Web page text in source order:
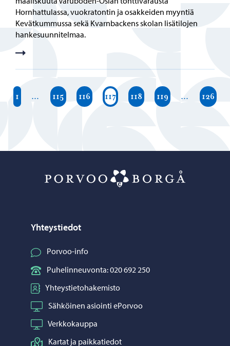
Hornhattulassa, vuokratontin ja osakkeiden myyntiä
Kevätkummussa sekä Kvarnbackens skolan lisätilojen
hankesuunnitelmaa.
1 … 115 116 117 118 119 … 126
Yhteystiedot
Porvoo-info
Puhelinneuvonta: 020 692 250
Yhteystietohakemisto
Sähköinen asiointi ePorvoo
Verkkokauppa
Kartat ja paikkatiedot